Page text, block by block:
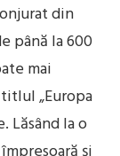
din
până la 600
mai
„Europa
Lăsând la o